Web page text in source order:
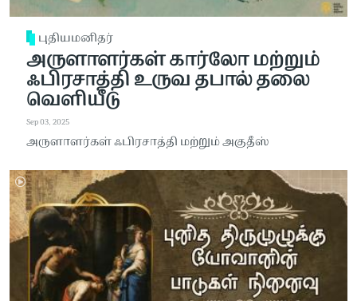
புதியமனிதர்
அருளாளர்கள் கார்லோ மற்றும்
ஃபிரசாத்தி உருவ தபால் தலை
வெளியீடு
Sep 03, 2025
அருளாளர்கள் ஃபிரசாத்தி மற்றும் அகுதீஸ்